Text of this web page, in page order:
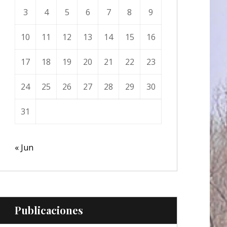
3 4 5 6 7 8 9
10 11 12 13 14 15 16
17 18 19 20 21 22 23
24 25 26 27 28 29 30
31
« Jun
Publicaciones